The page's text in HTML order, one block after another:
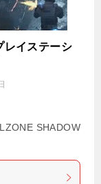
レイステーシ
SHADOW